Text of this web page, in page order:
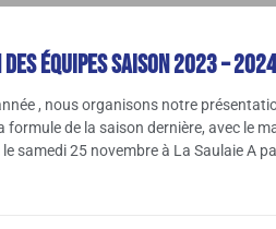
équipes saison 2023 – 2024
, nous organisons notre
formule de la saison dernière, avec le
le samedi 25 novembre à La Saulaie A